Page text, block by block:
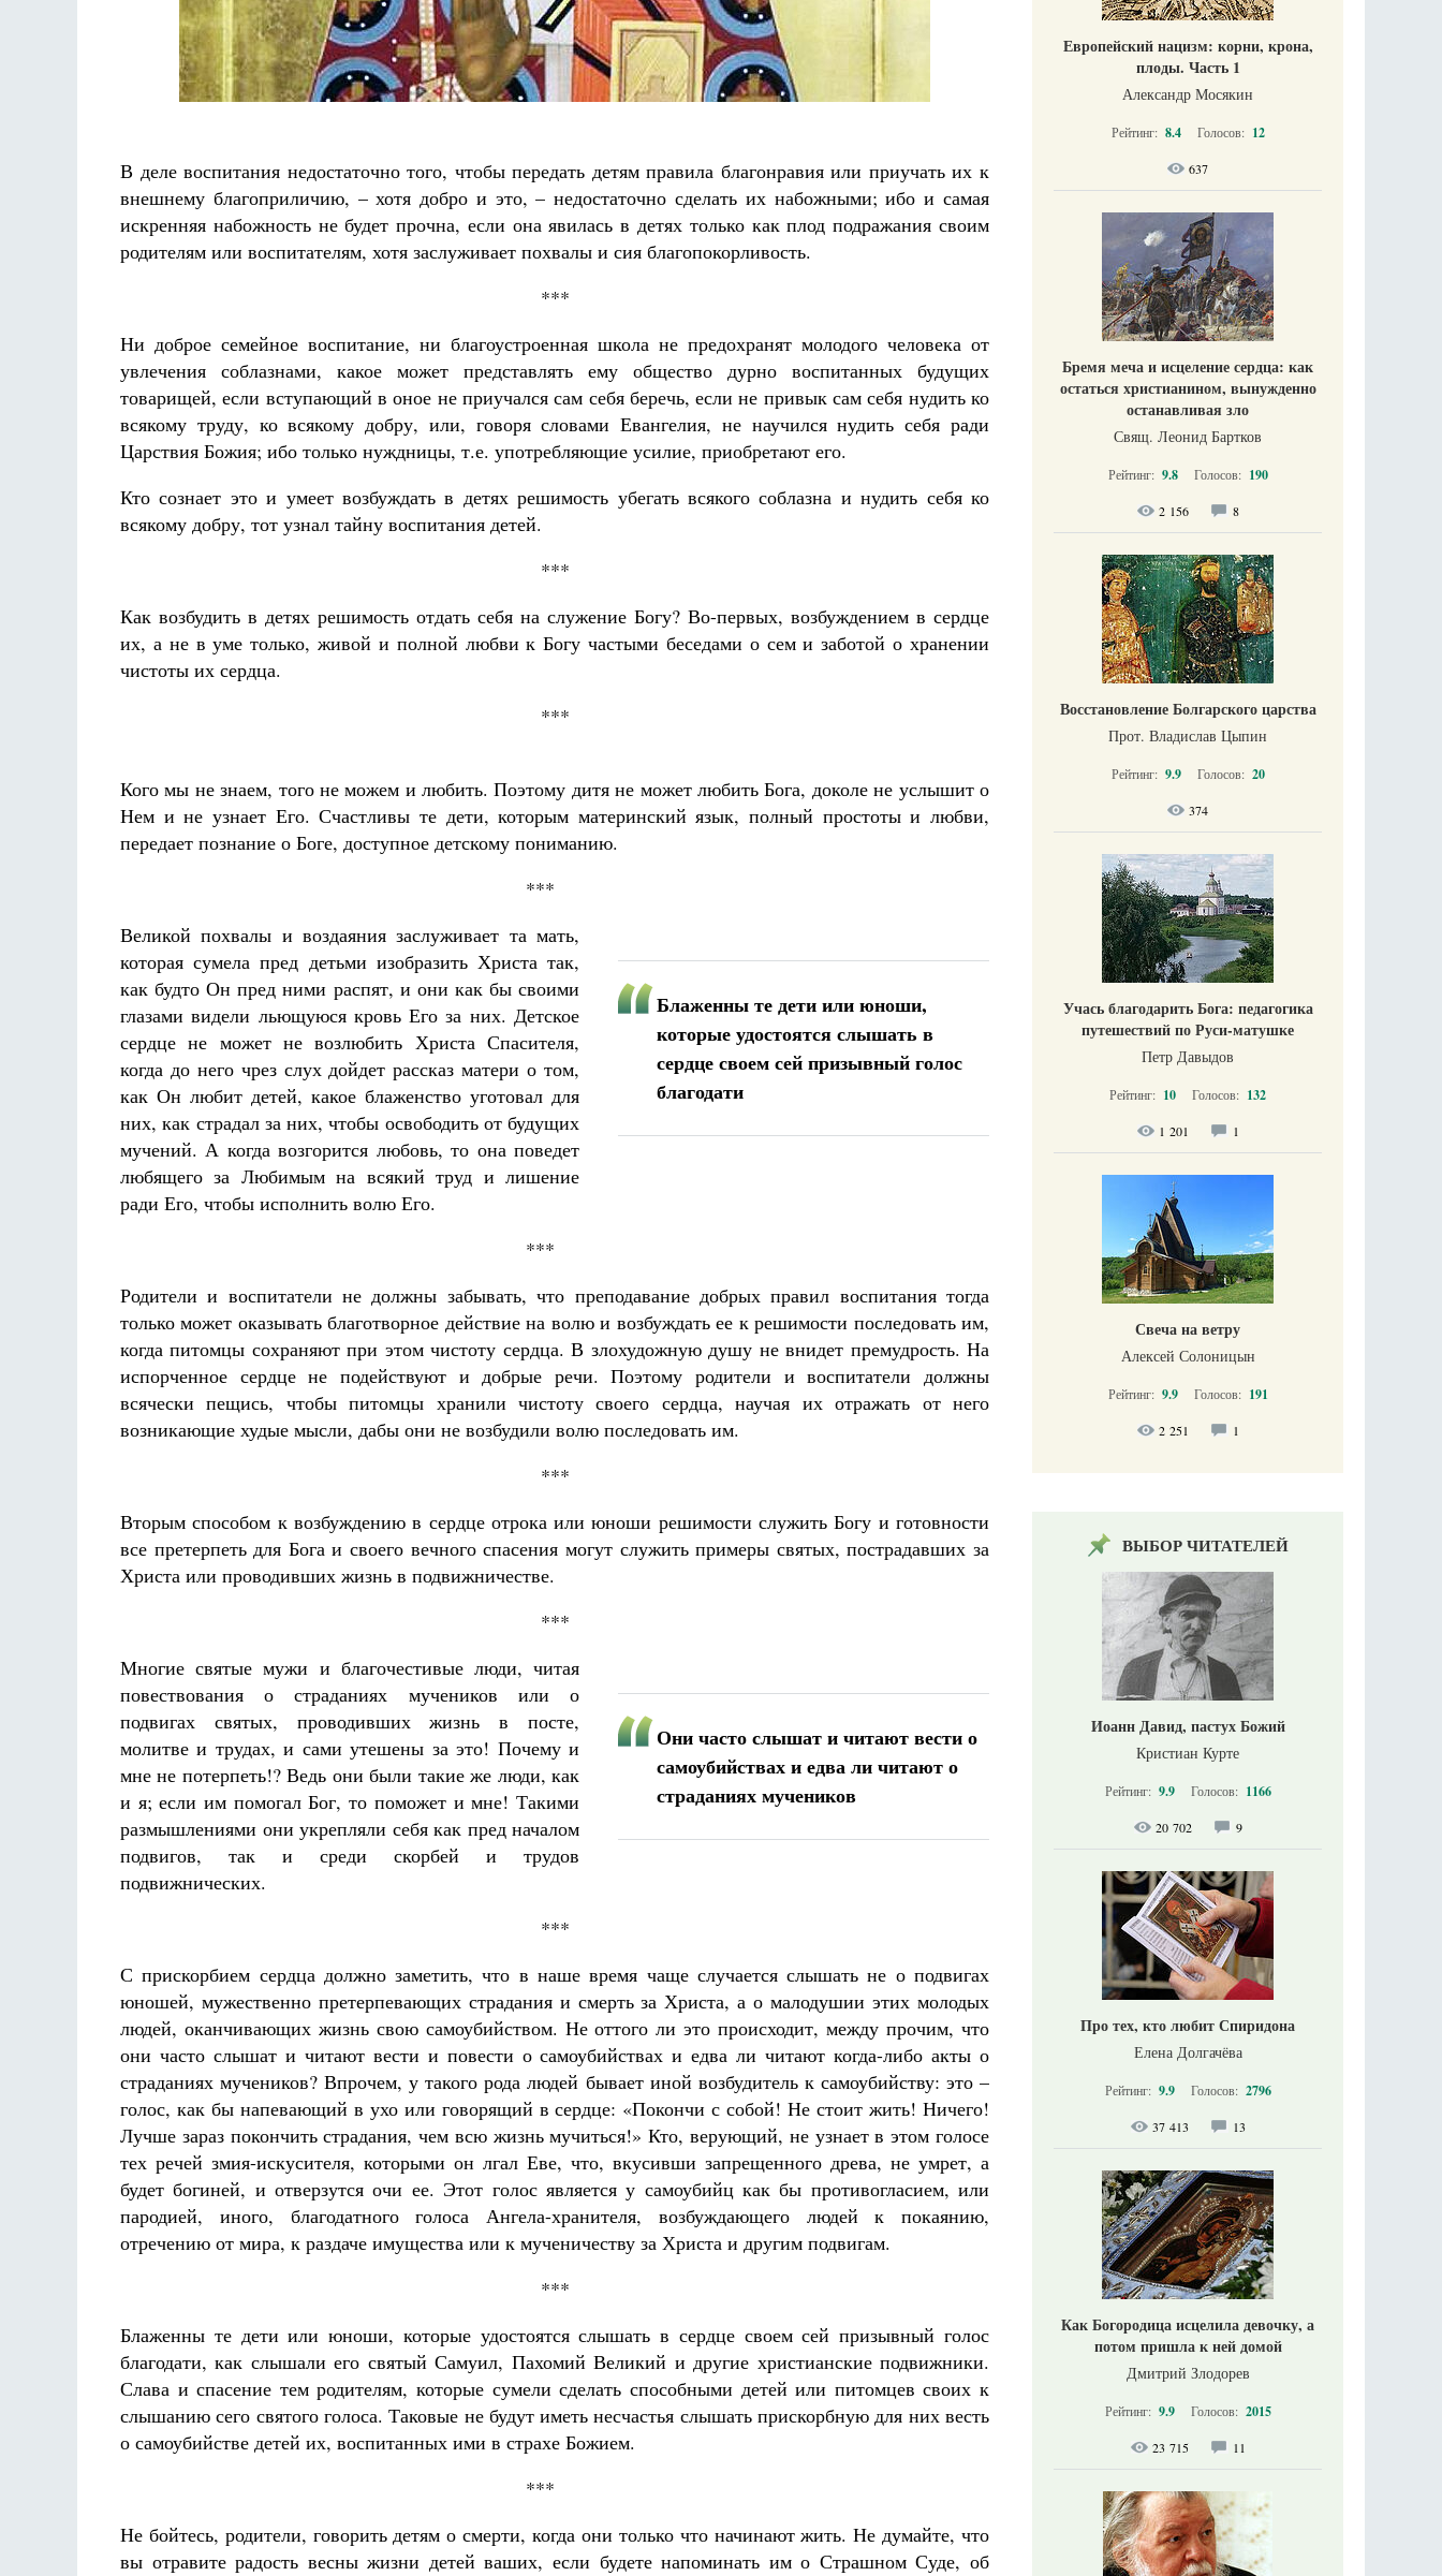
В деле воспитания недостаточно того, чтобы передать детям правила благонравия или приучать их к
внешнему благоприличию, – хотя добро и это, – недостаточно сделать их набожными; ибо и самая
искренняя набожность не будет прочна, если она явилась в детях только как плод подражания своим
родителям или воспитателям, хотя заслуживает похвалы и сия благопокорливость.
***
Ни доброе семейное воспитание, ни благоустроенная школа не предохранят молодого человека от
увлечения соблазнами, какое может представлять ему общество дурно воспитанных будущих
товарищей, если вступающий в оное не приучался сам себя беречь, если не привык сам себя нудить ко
всякому труду, ко всякому добру, или, говоря словами Евангелия, не научился нудить себя ради
Царствия Божия; ибо только нуждницы, т.е. употребляющие усилие, приобретают его.
Кто сознает это и умеет возбуждать в детях решимость убегать всякого соблазна и нудить себя ко
всякому добру, тот узнал тайну воспитания детей.
***
Как возбудить в детях решимость отдать себя на служение Богу? Во-первых, возбуждением в сердце
их, а не в уме только, живой и полной любви к Богу частыми беседами о сем и заботой о хранении
чистоты их сердца.
***
Кого мы не знаем, того не можем и любить. Поэтому дитя не может любить Бога, доколе не услышит о
Нем и не узнает Его. Счастливы те дети, которым материнский язык, полный простоты и любви,
передает познание о Боге, доступное детскому пониманию.
***
Блаженны те дети или юноши,
которые удостоятся слышать в
сердце своем сей призывный голос
благодати
Великой похвалы и воздаяния заслуживает та мать,
которая сумела пред детьми изобразить Христа так,
как будто Он пред ними распят, и они как бы своими
глазами видели льющуюся кровь Его за них. Детское
сердце не может не возлюбить Христа Спасителя,
когда до него чрез слух дойдет рассказ матери о том,
как Он любит детей, какое блаженство уготовал для
них, как страдал за них, чтобы освободить от будущих
мучений. А когда возгорится любовь, то она поведет
любящего за Любимым на всякий труд и лишение
ради Его, чтобы исполнить волю Его.
***
Родители и воспитатели не должны забывать, что преподавание добрых правил воспитания тогда
только может оказывать благотворное действие на волю и возбуждать ее к решимости последовать им,
когда питомцы сохраняют при этом чистоту сердца. В злохудожную душу не внидет премудрость. На
испорченное сердце не подействуют и добрые речи. Поэтому родители и воспитатели должны
всячески пещись, чтобы питомцы хранили чистоту своего сердца, научая их отражать от него
возникающие худые мысли, дабы они не возбудили волю последовать им.
***
Вторым способом к возбуждению в сердце отрока или юноши решимости служить Богу и готовности
все претерпеть для Бога и своего вечного спасения могут служить примеры святых, пострадавших за
Христа или проводивших жизнь в подвижничестве.
***
Они часто слышат и читают вести о
самоубийствах и едва ли читают о
страданиях мучеников
Многие святые мужи и благочестивые люди, читая
повествования о страданиях мучеников или о
подвигах святых, проводивших жизнь в посте,
молитве и трудах, и сами утешены за это! Почему и
мне не потерпеть!? Ведь они были такие же люди, как
и я; если им помогал Бог, то поможет и мне! Такими
размышлениями они укрепляли себя как пред началом
подвигов, так и среди скорбей и трудов
подвижнических.
***
С прискорбием сердца должно заметить, что в наше время чаще случается слышать не о подвигах
юношей, мужественно претерпевающих страдания и смерть за Христа, а о малодушии этих молодых
людей, оканчивающих жизнь свою самоубийством. Не оттого ли это происходит, между прочим, что
они часто слышат и читают вести и повести о самоубийствах и едва ли читают когда-либо акты о
страданиях мучеников? Впрочем, у такого рода людей бывает иной возбудитель к самоубийству: это –
голос, как бы напевающий в ухо или говорящий в сердце: «Покончи с собой! Не стоит жить! Ничего!
Лучше зараз покончить страдания, чем всю жизнь мучиться!» Кто, верующий, не узнает в этом голосе
тех речей змия-искусителя, которыми он лгал Еве, что, вкусивши запрещенного древа, не умрет, а
будет богиней, и отверзутся очи ее. Этот голос является у самоубийц как бы противогласием, или
пародией, иного, благодатного голоса Ангела-хранителя, возбуждающего людей к покаянию,
отречению от мира, к раздаче имущества или к мученичеству за Христа и другим подвигам.
***
Блаженны те дети или юноши, которые удостоятся слышать в сердце своем сей призывный голос
благодати, как слышали его святый Самуил, Пахомий Великий и другие христианские подвижники.
Слава и спасение тем родителям, которые сумели сделать способными детей или питомцев своих к
слышанию сего святого голоса. Таковые не будут иметь несчастья слышать прискорбную для них весть
о самоубийстве детей их, воспитанных ими в страхе Божием.
***
Не бойтесь, родители, говорить детям о смерти, когда они только что начинают жить. Не думайте, что
вы отравите радость весны жизни детей ваших, если будете напоминать им о Страшном Суде, об
Европейский нацизм: корни, крона,
плоды. Часть 1
Александр Мосякин
Рейтинг: 8.4 Голосов: 12
637
Бремя меча и исцеление сердца: как
остаться христианином, вынужденно
останавливая зло
Свящ. Леонид Бартков
Рейтинг: 9.8 Голосов: 190
2 156 8
Восстановление Болгарского царства
Прот. Владислав Цыпин
Рейтинг: 9.9 Голосов: 20
374
Учась благодарить Бога: педагогика
путешествий по Руси-матушке
Петр Давыдов
Рейтинг: 10 Голосов: 132
1 201 1
Свеча на ветру
Алексей Солоницын
Рейтинг: 9.9 Голосов: 191
2 251 1
ВЫБОР ЧИТАТЕЛЕЙ
Иоанн Давид, пастух Божий
Кристиан Курте
Рейтинг: 9.9 Голосов: 1166
20 702 9
Про тех, кто любит Спиридона
Елена Долгачёва
Рейтинг: 9.9 Голосов: 2796
37 413 13
Как Богородица исцелила девочку, а
потом пришла к ней домой
Дмитрий Злодорев
Рейтинг: 9.9 Голосов: 2015
23 715 11